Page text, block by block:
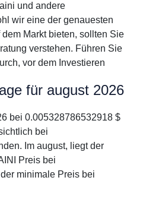
und andere
wir eine der genauesten
Markt bieten, sollten Sie
verstehen. Führen Sie
vor dem Investieren
für august 2026
bei 0.005328786532918 $
bei
Im august, liegt der
Preis bei
minimale Preis bei